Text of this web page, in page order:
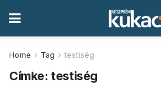
Home Tag testiség
Címke:testiség